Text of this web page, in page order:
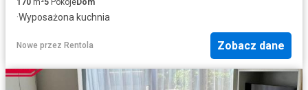
170 m²5 PokojeDom
·Wyposażona kuchnia
Nowe przez Rentola Zobacz dane